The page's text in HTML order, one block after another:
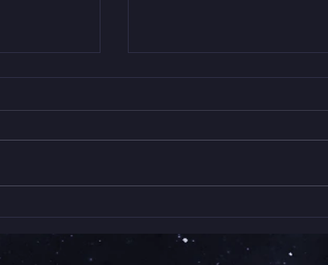
しむ、おやつタイム🍩🍴 始
まりました！